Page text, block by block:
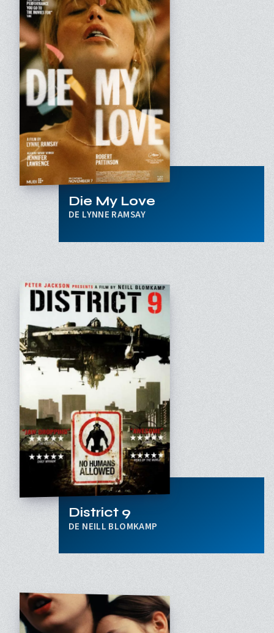
Die My Love
LYNNE RAMSAY
District 9
NEILL BLOMKAMP